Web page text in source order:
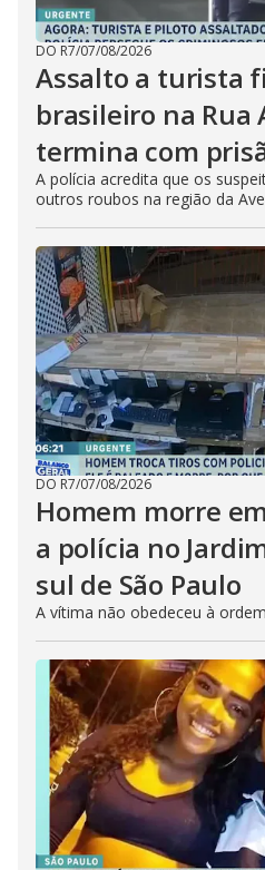
DO R7/07/08/2026
Assalto a turista
brasileiro na Rua
termina com
A polícia acredita que os
outros roubos na região da
DO R7/07/08/2026
Homem morre
a polícia no
sul de São Paulo
A vítima não obedeceu à